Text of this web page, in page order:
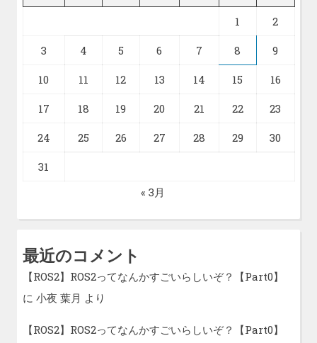
1 2
3 4 5 6 7 8 9
10 11 12 13 14 15 16
17 18 19 20 21 22 23
24 25 26 27 28 29 30
31
« 3月
最近のコメント
【ROS2】ROS2ってなんかすごいらしいぞ？【Part0】
に 小夜 葉月 より
【ROS2】ROS2ってなんかすごいらしいぞ？【Part0】